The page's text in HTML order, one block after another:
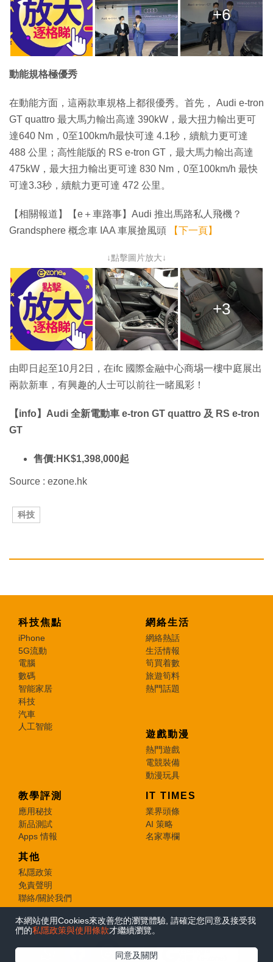
本網站使用Cookies來改善您的瀏覽體驗, 請確定您同意及接受我
們的私隱政策與使用條款才繼續瀏覽。
同意及關閉
+6
動能規格極優秀
在動能方面，這兩款車規格上都很優秀。首先， Audi e-tron
GT quattro 最大馬力輸出高達 390kW，最大扭力輸出更可
達640 Nm，0至100km/h最快可達 4.1秒，續航力更可達
488 公里；高性能版的 RS e-tron GT，最大馬力輸出高達
475kW，最大扭力輸出更可達 830 Nm，0至100km/h 最快
可達3.3秒，續航力更可達 472 公里。
【相關報道】【e＋車路事】Audi 推出馬路私人飛機？
Grandsphere 概念車 IAA 車展搶風頭
【下一頁】
↓點擊圖片放大↓
+3
由即日起至10月2日，在ifc 國際金融中心商埸一樓中庭展出
兩款新車，有興趣的人士可以前往一睹風彩！
【info】Audi 全新電動車 e-tron GT quattro 及 RS e-tron
GT
售價:HK$1,398,000起
Source : ezone.hk
科技
科技焦點
iPhone
5G流動
電腦
數碼
智能家居
科技
汽車
人工智能
網絡生活
網絡熱話
生活情報
筍買着數
旅遊筍料
熱門話題
遊戲動漫
熱門遊戲
電競裝備
動漫玩具
教學評測
應用秘技
新品測試
Apps 情報
IT TIMES
業界頭條
AI 策略
名家專欄
其他
私隱政策
免責聲明
聯絡/關於我們
© 2026 e-zone. All Rights Reserved.